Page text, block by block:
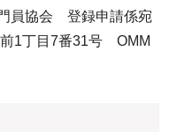
員協会 登録申請係宛
1丁目7番31号 OMM